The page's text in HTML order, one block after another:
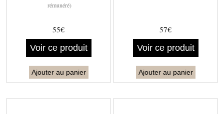
rémunéré)
55€
Voir ce produit
Ajouter au panier
57€
Voir ce produit
Ajouter au panier